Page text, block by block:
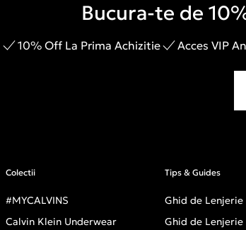
Bucura-te de
10% Off La Prima Achizitie Acces VIP
Colectii
#MYCALVINS
Calvin Klein Underwear
Tips & Guides
Ghid de
Ghid de